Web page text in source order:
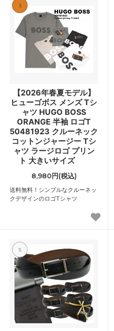
3
【2026年春夏モデル】
ヒューゴボス メンズ Tシ
ャツ HUGO BOSS
ORANGE 半袖 ロゴT
50481923 クルーネック
コットンジャージー Tシ
ャツ ラージロゴ プリン
ト 大きいサイズ
8,980円(税込)
送料無料！シンプルなクルーネッ
クデザインのロゴTシャツ
5